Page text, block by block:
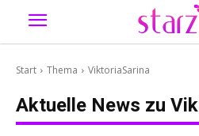
Start Thema ViktoriaSarina
Aktuelle News zu